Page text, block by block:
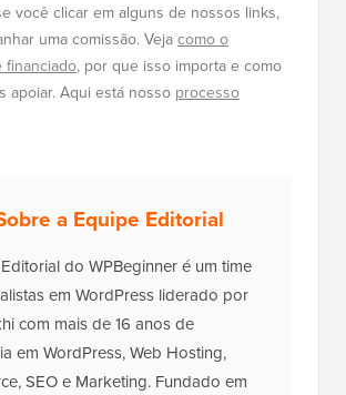
você clicar em alguns de nossos links,
uma comissão. Veja como o
financiado, por que isso importa e como
apoiar. Aqui está nosso processo
a Equipe Editorial
do WPBeginner é um time
em WordPress liderado por
com mais de 16 anos de
em WordPress, Web Hosting,
SEO e Marketing. Fundado em